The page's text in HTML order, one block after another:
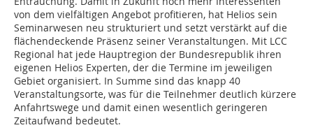
von dem vielfältigen Angebot profitieren, hat Helios sein
Seminarwesen neu strukturiert und setzt verstärkt auf die
flächendeckende Präsenz seiner Veranstaltungen. Mit LCC
Regional hat jede Hauptregion der Bundesrepublik ihren
eigenen Helios Experten, der die Termine im jeweiligen
Gebiet organisiert. In Summe sind das knapp 40
Veranstaltungsorte, was für die Teilnehmer deutlich kürzere
Anfahrtswege und damit einen wesentlich geringeren
Zeitaufwand bedeutet.